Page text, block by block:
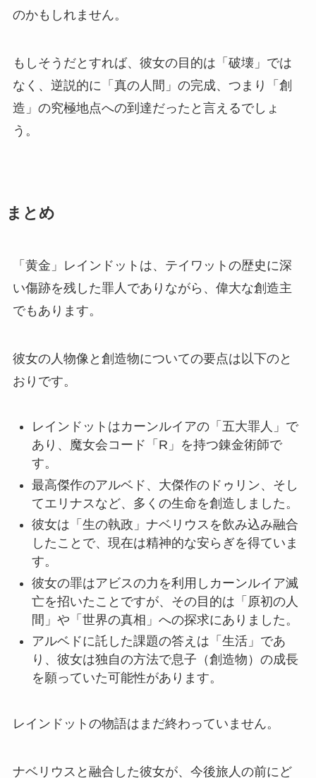
のかもしれません。
もしそうだとすれば、彼女の目的は「破壊」では
なく、逆説的に「真の人間」の完成、つまり「創
造」の究極地点への到達だったと言えるでしょ
う。
まとめ
「黄金」レインドットは、テイワットの歴史に深
い傷跡を残した罪人でありながら、偉大な創造主
でもあります。
彼女の人物像と創造物についての要点は以下のと
おりです。
レインドットはカーンルイアの「五大罪人」で
あり、魔女会コード「R」を持つ錬金術師で
す。
最高傑作のアルベド、大傑作のドゥリン、そし
てエリナスなど、多くの生命を創造しました。
彼女は「生の執政」ナベリウスを飲み込み融合
したことで、現在は精神的な安らぎを得ていま
す。
彼女の罪はアビスの力を利用しカーンルイア滅
亡を招いたことですが、その目的は「原初の人
間」や「世界の真相」への探求にありました。
アルベドに託した課題の答えは「生活」であ
り、彼女は独自の方法で息子（創造物）の成長
を願っていた可能性があります。
レインドットの物語はまだ終わっていません。
ナベリウスと融合した彼女が、今後旅人の前にど